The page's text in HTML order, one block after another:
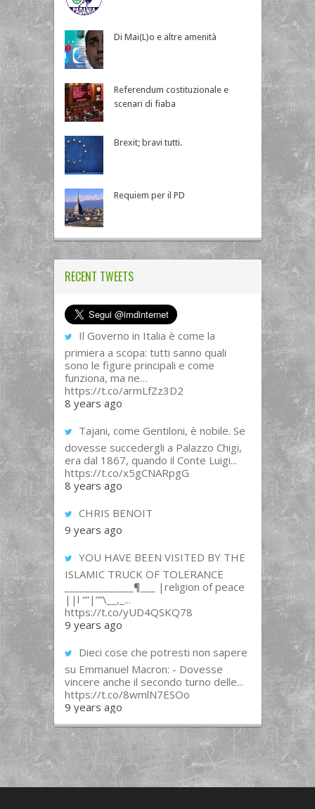
Di Mai(L)o e altre amenità
Referendum costituzionale e
scenari di fiaba
Brexit; bravi tutti.
Requiem per il PD
RECENT TWEETS
Il Governo in Italia è come la
primiera a scopa: tutti sanno quali
sono le figure principali e come
funziona, ma ne…
https://t.co/armLfZz3D2
8 years ago
Tajani, come Gentiloni, è nobile. Se
dovesse succedergli a Palazzo Chigi,
era dal 1867, quando il Conte Luigi...
https://t.co/x5gCNARpgG
8 years ago
CHRIS BENOIT
9 years ago
YOU HAVE BEEN VISITED BY THE
ISLAMIC TRUCK OF TOLERANCE
______________¶___ |religion of peace
||l “”|””\__,_...
https://t.co/yUD4QSKQ78
9 years ago
Dieci cose che potresti non sapere
su Emmanuel Macron: - Dovesse
vincere anche il secondo turno delle...
https://t.co/8wmlN7ESOo
9 years ago